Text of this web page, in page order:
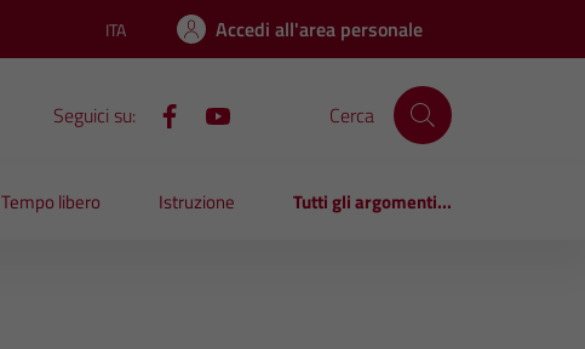
Lingua attiva:
ITA Accedi all'area personale
Seguici su: Cerca
Tempo libero Istruzione Tutti gli argomenti...